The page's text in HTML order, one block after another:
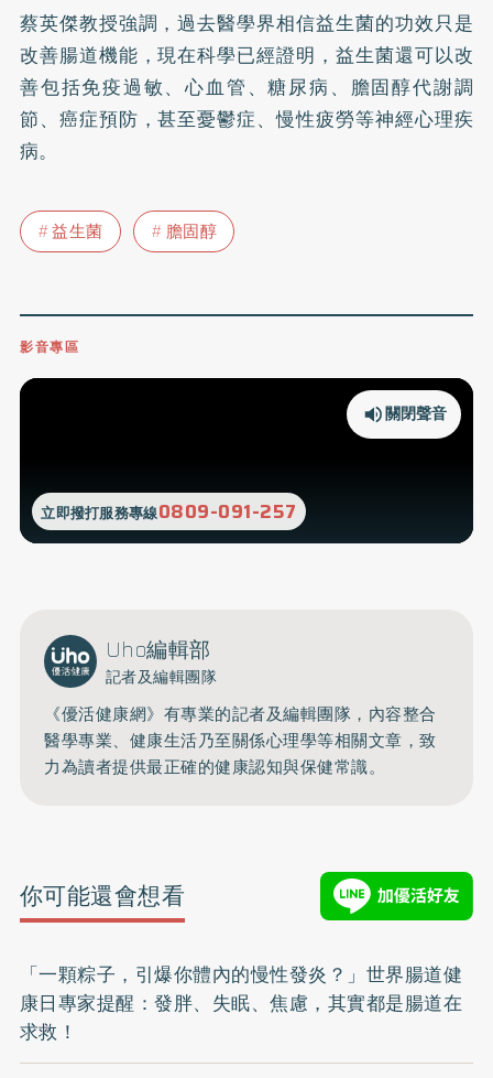
蔡英傑教授強調，過去醫學界相信益生菌的功效只是
改善腸道機能，現在科學已經證明，益生菌還可以改
善包括免疫過敏、心血管、糖尿病、膽固醇代謝調
節、癌症預防，甚至憂鬱症、慢性疲勞等神經心理疾
病。
益生菌 膽固醇
影音專區
立即撥打服務專線0809-091-257
關閉聲音
Uho編輯部
記者及編輯團隊
《優活健康網》有專業的記者及編輯團隊，內容整合
醫學專業、健康生活乃至關係心理學等相關文章，致
力為讀者提供最正確的健康認知與保健常識。
你可能還會想看
「一顆粽子，引爆你體內的慢性發炎？」世界腸道健
康日專家提醒：發胖、失眠、焦慮，其實都是腸道在
求救！